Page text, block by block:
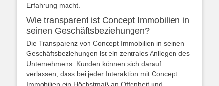
Erfahrung macht.
Wie transparent ist Concept Immobilien in
seinen Geschäftsbeziehungen?
Die Transparenz von Concept Immobilien in seinen
Geschäftsbeziehungen ist ein zentrales Anliegen des
Unternehmens. Kunden können sich darauf
verlassen, dass bei jeder Interaktion mit Concept
Immobilien ein Höchstmaß an Offenheit und